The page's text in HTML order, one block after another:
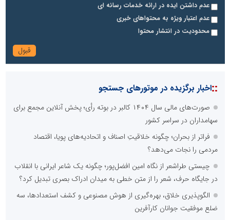
عدم داشتن ایده در ارائه خدمات رسانه ای
عدم اعتبار ویژه به محتواهای خبری
محدودیت در انتشار محتوا
::اخبار برگزیده در موتورهای جستجو
صورت‌های مالی سال ۱۴۰۴ کالبر در بوته رأی؛ پخش آنلاین مجمع برای
سهامداران در سراسر کشور
فراتر از بحران؛ چگونه خلاقیتِ اصناف و اتحادیه‌های پویا، اقتصاد
مردمی را نجات می‌دهد؟
چیستی طراشعر از نگاه امین افضل‌پور؛ چگونه یک شاعر ایرانی با انقلاب
در جایگاه حرف، شعر را از متن خطی به میدان ادراک بصری تبدیل کرد؟
الگوپذیری خلاق، بهره‌گیری از هوش مصنوعی و کشف استعدادها، سه
ضلع موفقیت جوانان کارآفرین